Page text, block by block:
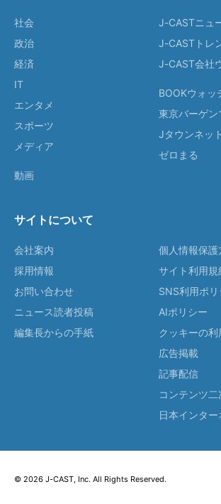
社会
政治
経済
IT
エンタメ
スポーツ
メディア
動画
J-CASTニュ
J-CASTトレ
J-CAST会社
BOOKウォッ
東京バーゲン
Jタウンネット
ゼロまる
サイトについて
会社案内
採用情報
お問い合わせ
ニュース読者投稿
編集長からの手紙
個人情報保護
サイト利用規
SNS利用ポリ
AIポリシー
クッキーの利
広告掲載
記事配信
コンテンツ二
日本インタ
© 2026 J-CAST, Inc. All Rights Reserved.